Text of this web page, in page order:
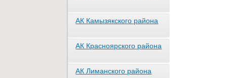
АК Камызякского района
АК Красноярского района
АК Лиманского района